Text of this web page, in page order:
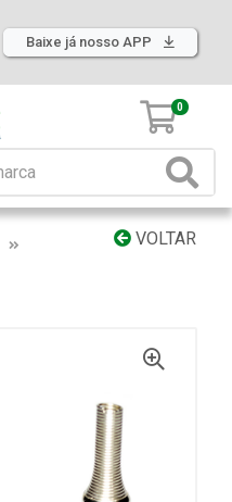
Baixe já nosso APP
0
VOLTAR